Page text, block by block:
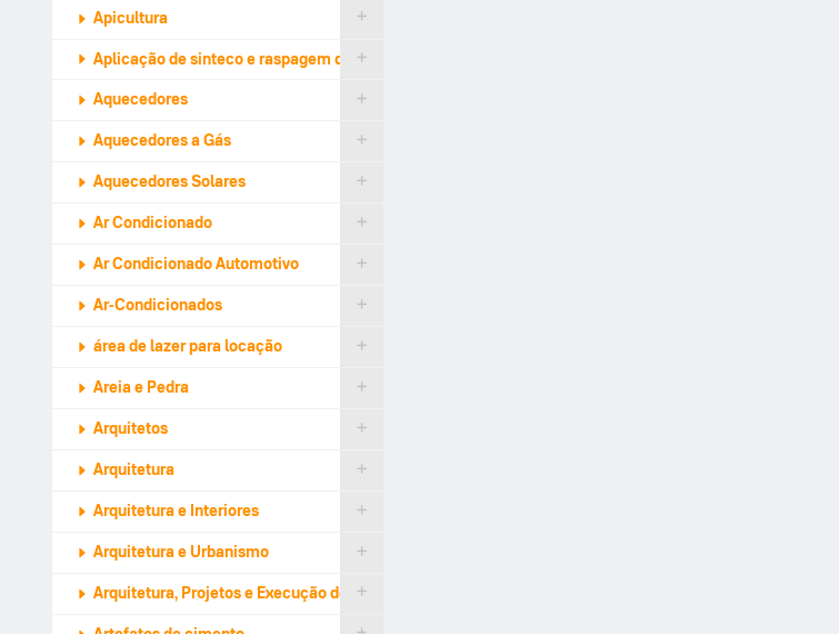
Apicultura
Aplicação de sinteco e raspagem de tacos
Aquecedores
Aquecedores a Gás
Aquecedores Solares
Ar Condicionado
Ar Condicionado Automotivo
Ar-Condicionados
área de lazer para locação
Areia e Pedra
Arquitetos
Arquitetura
Arquitetura e Interiores
Arquitetura e Urbanismo
Arquitetura, Projetos e Execução de Design